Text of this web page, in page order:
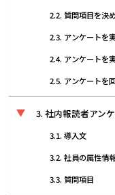
質問項目を決
アンケートを
アンケートを
アンケートを
社内報読者アン
導入文
社員の属性情
質問項目